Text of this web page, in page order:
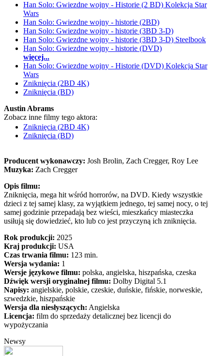
Han Solo: Gwiezdne wojny - Historie (2 BD) Kolekcja Star
Wars
Han Solo: Gwiezdne wojny - historie (2BD)
Han Solo: Gwiezdne wojny - historie (3BD 3-D)
Han Solo: Gwiezdne wojny - historie (3BD 3-D) Steelbook
Han Solo: Gwiezdne wojny - historie (DVD)
więcej...
Han Solo: Gwiezdne wojny - Historie (DVD) Kolekcja Star
Wars
Zniknięcia (2BD 4K)
Zniknięcia (BD)
Austin Abrams
Zobacz inne filmy tego aktora:
Zniknięcia (2BD 4K)
Zniknięcia (BD)
Producent wykonawczy: Josh Brolin, Zach Cregger, Roy Lee
Muzyka: Zach Cregger
Opis filmu:
Zniknięcia, mega hit wśród horrorów, na DVD. Kiedy wszystkie
dzieci z tej samej klasy, za wyjątkiem jednego, tej samej nocy, o tej
samej godzinie przepadają bez wieści, mieszkańcy miasteczka
usiłują się dowiedzieć, kto lub co jest przyczyną ich zniknięcia.
Rok produkcji: 2025
Kraj produkcji: USA
Czas trwania filmu: 123 min.
Wersja wydania: 1
Wersje językowe filmu: polska, angielska, hiszpańska, czeska
Dźwięk wersji oryginalnej filmu: Dolby Digital 5.1
Napisy: angielskie, polskie, czeskie, duńskie, fińskie, norweskie,
szwedzkie, hiszpańskie
Wersja dla niesłyszących: Angielska
Licencja: film do sprzedaży detalicznej bez licencji do
wypożyczania
Newsy